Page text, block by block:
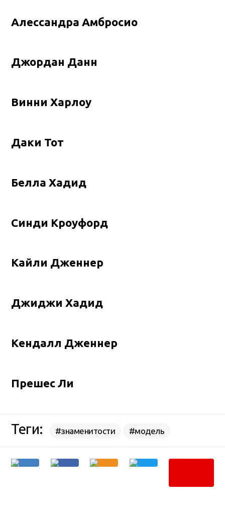
Алессандра Амбросио
Джордан Данн
Винни Харлоу
Даки Тот
Белла Хадид
Синди Кроуфорд
Кайли Дженнер
Джиджи Хадид
Кендалл Дженнер
Прешес Ли
Теги: #знаменитости #модель